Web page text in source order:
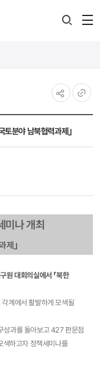
토분야 남북협력과제｣​
미나 개최
제｣​
대회의실에서 「북한
계에서 활발하게 모색될
성과를 돌아보고 427 판문점
색하고자 정책세미나를